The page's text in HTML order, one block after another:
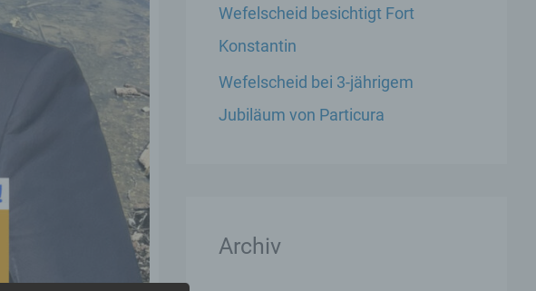
Wefelscheid besichtigt Fort
Konstantin
Wefelscheid bei 3-jährigem
Jubiläum von Particura
Archiv